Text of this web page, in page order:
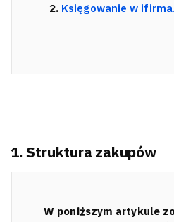
Księgowanie w
1. Struktura zakupów
W poniższym artykule